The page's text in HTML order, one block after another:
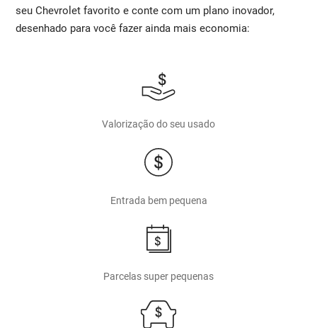
seu Chevrolet favorito e conte com um plano inovador,
desenhado para você fazer ainda mais economia:
Valorização do seu usado
Entrada bem pequena
Parcelas super pequenas